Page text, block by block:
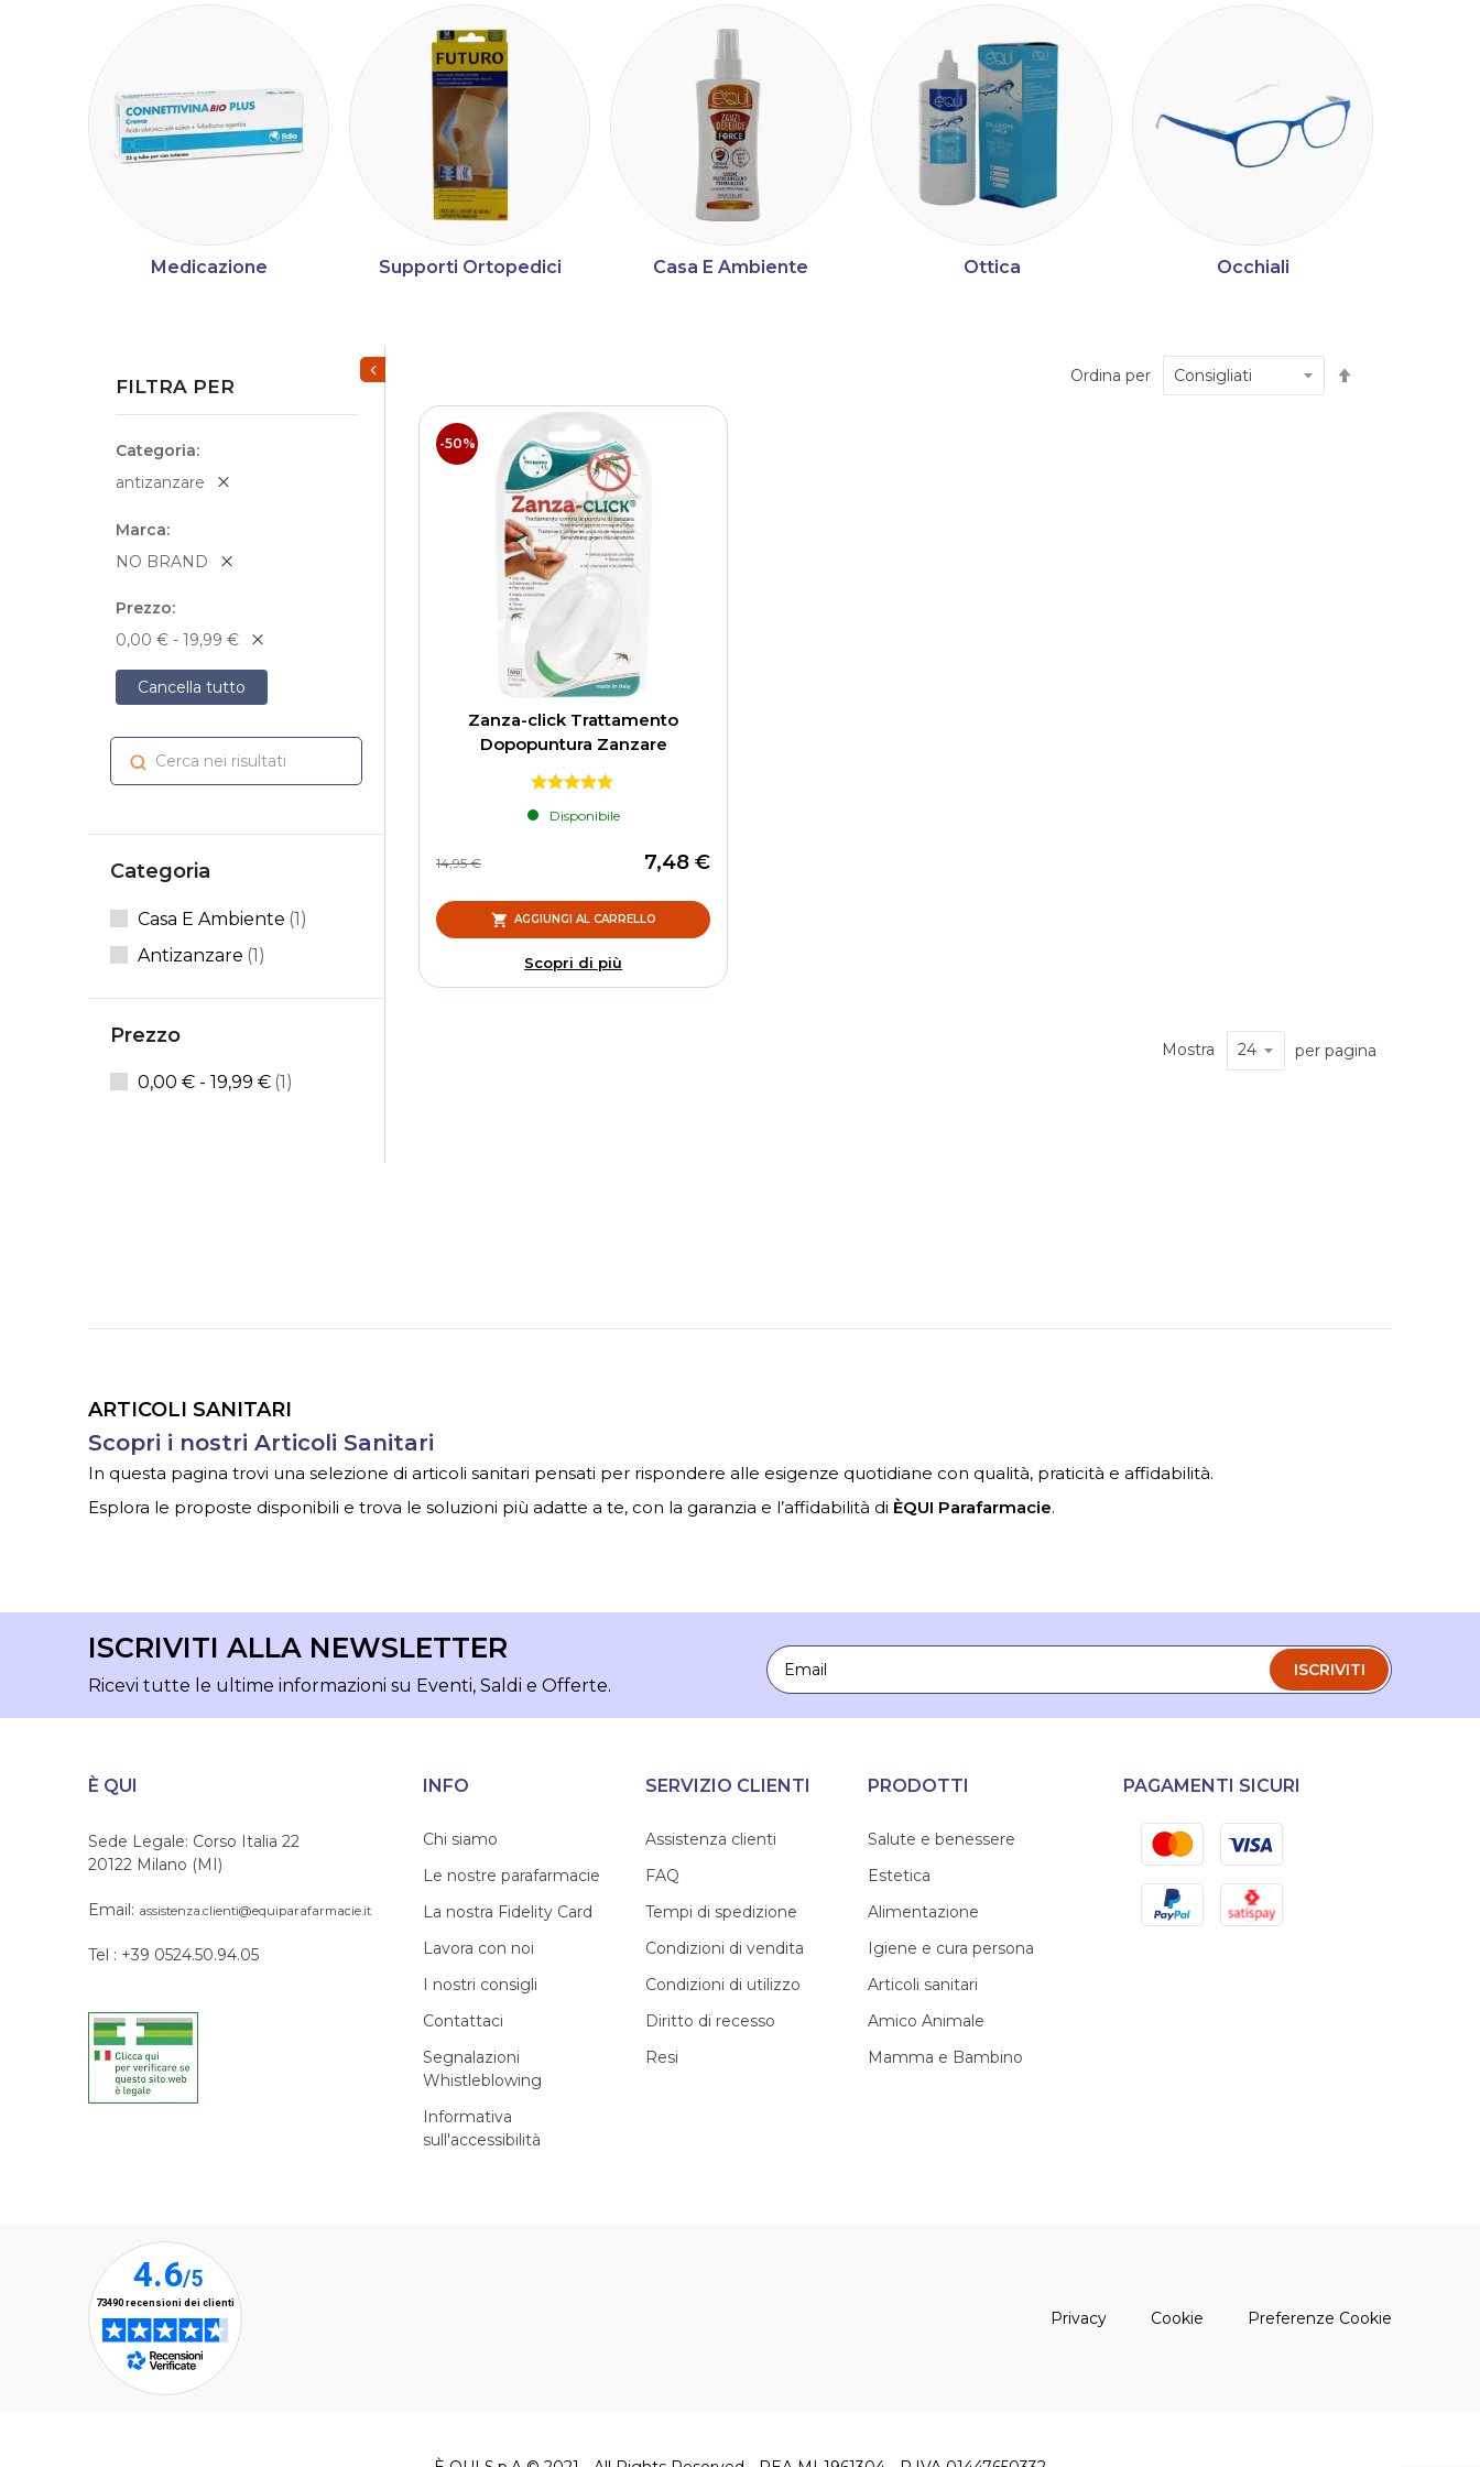
Medicazione Supporti Ortopedici Casa E Ambiente Ottica Occhiali
Ordina per
-50%
Zanza-click Trattamento
Dopopuntura Zanzare
Disponibile
7,48 €
14,95 €
AGGIUNGI AL CARRELLO
Scopri di più
Mostra per pagina
FILTRA PER
Categoria
antizanzare
Marca
NO BRAND
Prezzo
0,00 € - 19,99 €
Cancella tutto
Cerca nei risultati Cerca
Categoria
Casa E Ambiente 1Elemento
Antizanzare 1Elemento
Prezzo
0,00 € - 19,99 € 1 elemento
Mostra/Nascondi filtri
ARTICOLI SANITARI
Scopri i nostri Articoli Sanitari
In questa pagina trovi una selezione di articoli sanitari pensati per rispondere alle esigenze quotidiane con qualità, praticità e affidabilità.
Esplora le proposte disponibili e trova le soluzioni più adatte a te, con la garanzia e l’affidabilità di ÈQUI Parafarmacie.
ISCRIVITI ALLA NEWSLETTER
Ricevi tutte le ultime informazioni su Eventi, Saldi e Offerte.
Email
ISCRIVITI
È QUI
Sede Legale: Corso Italia 22
20122 Milano (MI)
Email: assistenza.clienti@equiparafarmacie.it
Tel : +39 0524.50.94.05
INFO
Chi siamo
Le nostre parafarmacie
La nostra Fidelity Card
Lavora con noi
I nostri consigli
Contattaci
Segnalazioni
Whistleblowing
Informativa
sull'accessibilità
SERVIZIO CLIENTI
Assistenza clienti
FAQ
Tempi di spedizione
Condizioni di vendita
Condizioni di utilizzo
Diritto di recesso
Resi
PRODOTTI
Salute e benessere
Estetica
Alimentazione
Igiene e cura persona
Articoli sanitari
Amico Animale
Mamma e Bambino
PAGAMENTI SICURI
MastercardVisa
PayPal Satispay
Privacy(apre una nuova finestra)
Cookie (apre una nuova finestra)
Preferenze Cookie